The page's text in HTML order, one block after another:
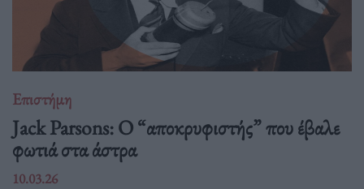
Επιστήμη
Jack Parsons: O “αποκρυφιστής” που έβαλε
φωτιά στα άστρα
10.03.26